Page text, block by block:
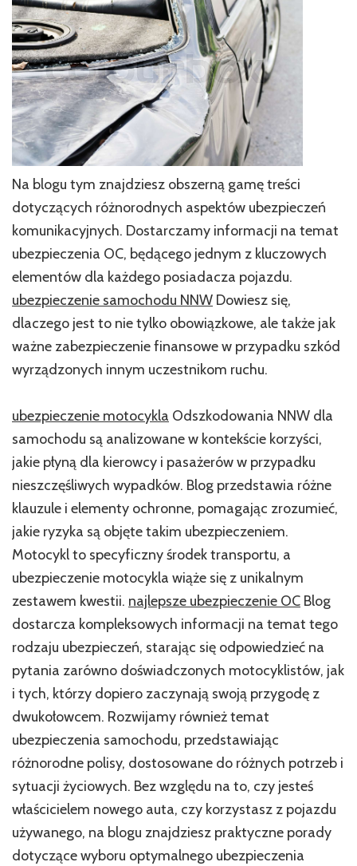
Na blogu tym znajdziesz obszerną gamę treści
dotyczących różnorodnych aspektów ubezpieczeń
komunikacyjnych. Dostarczamy informacji na temat
ubezpieczenia OC, będącego jednym z kluczowych
elementów dla każdego posiadacza pojazdu.
ubezpieczenie samochodu NNW Dowiesz się,
dlaczego jest to nie tylko obowiązkowe, ale także jak
ważne zabezpieczenie finansowe w przypadku szkód
wyrządzonych innym uczestnikom ruchu.
ubezpieczenie motocykla Odszkodowania NNW dla
samochodu są analizowane w kontekście korzyści,
jakie płyną dla kierowcy i pasażerów w przypadku
nieszczęśliwych wypadków. Blog przedstawia różne
klauzule i elementy ochronne, pomagając zrozumieć,
jakie ryzyka są objęte takim ubezpieczeniem.
Motocykl to specyficzny środek transportu, a
ubezpieczenie motocykla wiąże się z unikalnym
zestawem kwestii. najlepsze ubezpieczenie OC Blog
dostarcza kompleksowych informacji na temat tego
rodzaju ubezpieczeń, starając się odpowiedzieć na
pytania zarówno doświadczonych motocyklistów, jak
i tych, którzy dopiero zaczynają swoją przygodę z
dwukołowcem. Rozwijamy również temat
ubezpieczenia samochodu, przedstawiając
różnorodne polisy, dostosowane do różnych potrzeb i
sytuacji życiowych. Bez względu na to, czy jesteś
właścicielem nowego auta, czy korzystasz z pojazdu
używanego, na blogu znajdziesz praktyczne porady
dotyczące wyboru optymalnego ubezpieczenia